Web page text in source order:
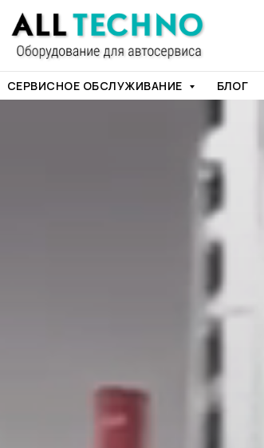
СЕРВИСНОЕ ОБСЛУЖИВАНИЕ БЛОГ